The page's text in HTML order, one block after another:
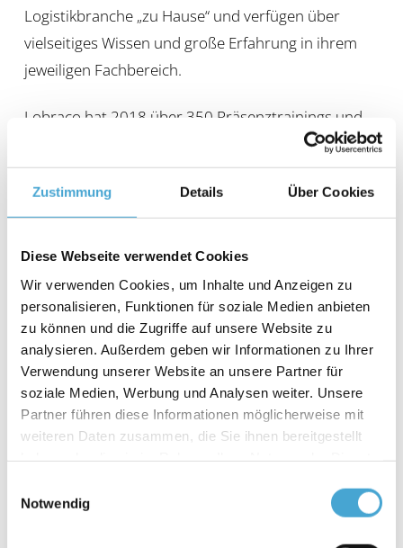
Zustimmung Details Über Cookies
Diese Webseite verwendet Cookies
Wir verwenden Cookies, um Inhalte und Anzeigen zu
personalisieren, Funktionen für soziale Medien anbieten
zu können und die Zugriffe auf unsere Website zu
analysieren. Außerdem geben wir Informationen zu Ihrer
Verwendung unserer Website an unsere Partner für
soziale Medien, Werbung und Analysen weiter. Unsere
Partner führen diese Informationen möglicherweise mit
weiteren Daten zusammen, die Sie ihnen bereitgestellt
Notwendig
Logistikbranche „zu Hause“ und verfügen über
vielseitiges Wissen und große Erfahrung in ihrem
jeweiligen Fachbereich.
Lobraco hat 2018 über 350 Präsenztrainings und
fast 1700 LLION’s = Lobraco-Live-Online-Seminare
durchgeführt. Damit einhergehend verzeichnet
Lobraco 2018 insgesamt über 27.000
Seminarteilnehmer (inkl. LLION). Die Schwerpunkte
im Leistungsangebot liegen in den Fachthemen, wie
z. Bsp. Zoll, Gefahrgut, Luftsicherheit sowie
Disposition und alle Themen aus den Bereichen
Logistik, Lager und Umschlag. Ein weiterer großer
Themenbereich sind Trainings- und
Beratungsleistungen im Bereich
Führungskräfteentwicklung und Vertrieb. Für das
Jahr 2019 werden neue Produkte und
Dienstleistungen entwickelt. Bei den Fachthemen
werden insbesondere Logistikplanspiele und der
Bereich Außenhandel (Zoll) im Vordergrund stehen.